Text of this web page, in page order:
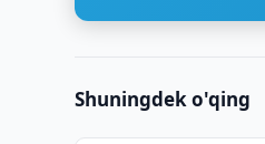
Shuningdek o'qing